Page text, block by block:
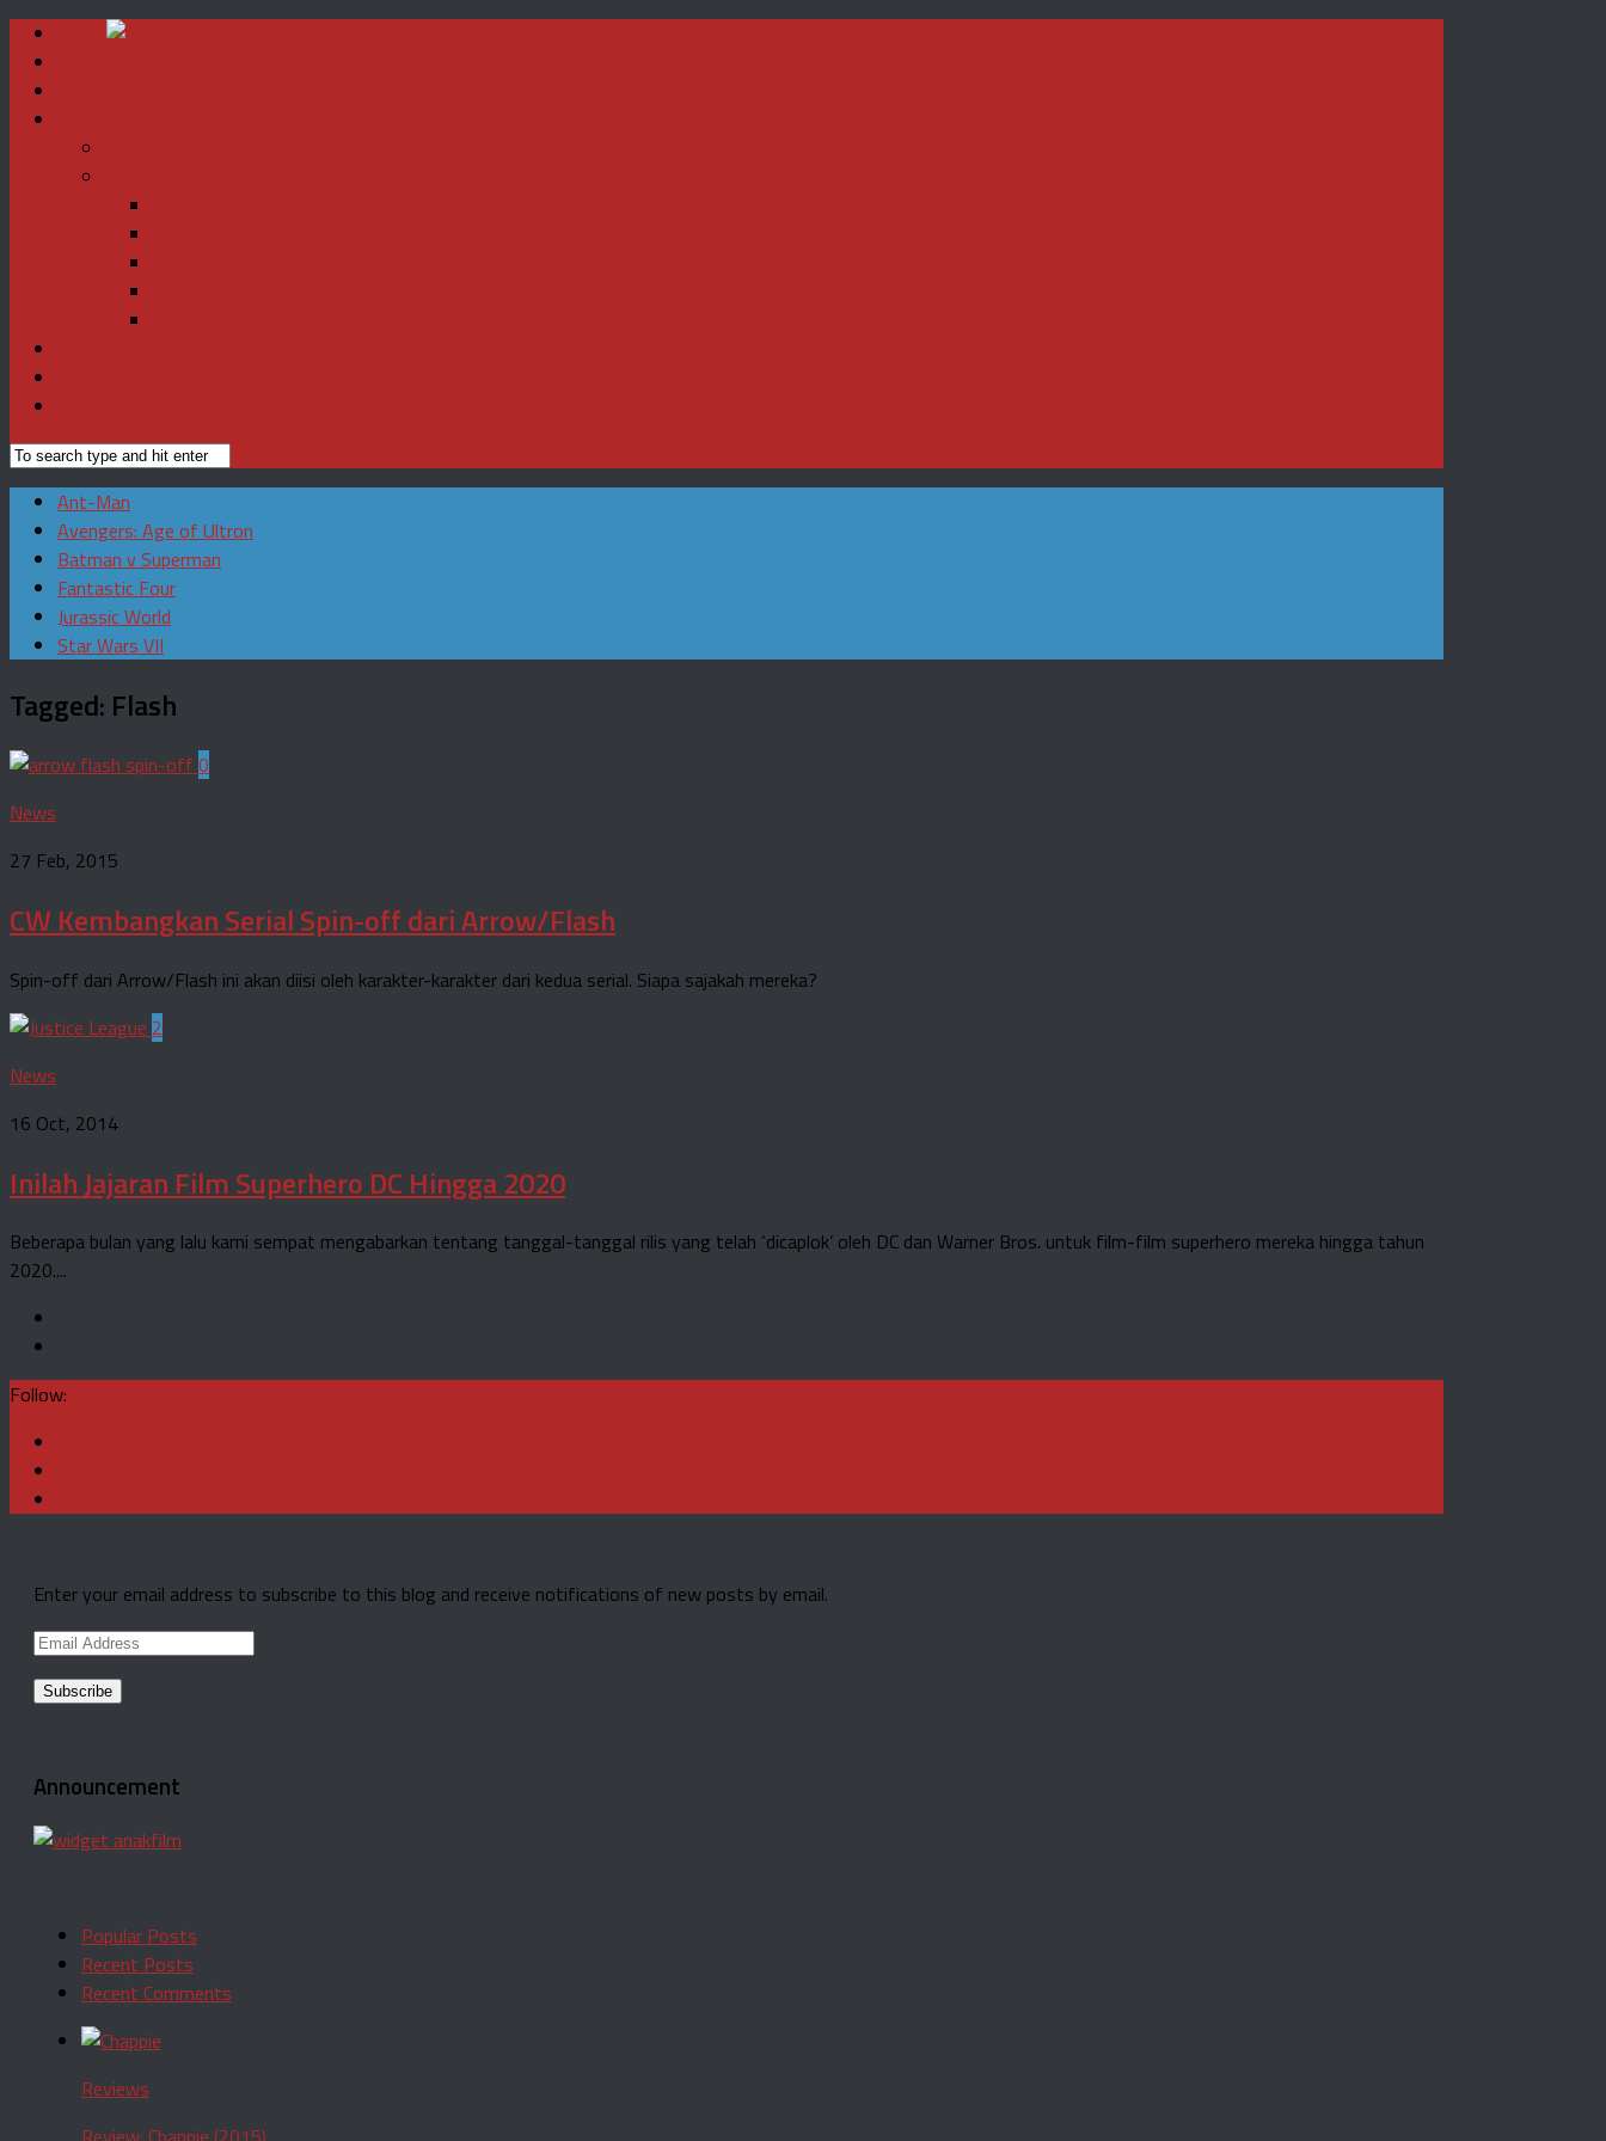
Ant-Man
Avengers: Age of Ultron
Batman v Superman
Fantastic Four
Jurassic World
Star Wars VII
Tagged: Flash
0
News
27 Feb, 2015
CW Kembangkan Serial Spin-off dari Arrow/Flash
Spin-off dari Arrow/Flash ini akan diisi oleh karakter-karakter dari kedua serial. Siapa sajakah mereka?
2
News
16 Oct, 2014
Inilah Jajaran Film Superhero DC Hingga 2020
Beberapa bulan yang lalu kami sempat mengabarkan tentang tanggal-tanggal rilis yang telah ‘dicaplok’ oleh DC dan Warner Bros. untuk film-film superhero mereka hingga tahun
2020....
Follow:
Enter your email address to subscribe to this blog and receive notifications of new posts by email.
Email
Announcement
Popular Posts
Recent Posts
Recent Comments
Reviews